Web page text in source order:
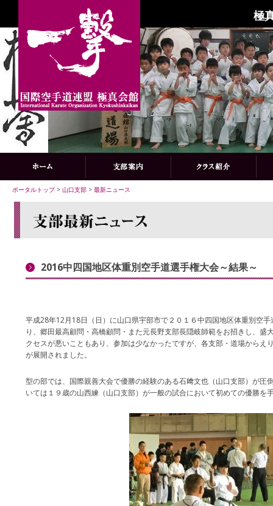
極
ポータルトップ> 山口支部 > 最新ニュース
2016中四国地区体重別空手道選手権大会～結果～
平成28年12月18日（日）に山口県宇部市で２０１６中四国地区体重別空
り、郷田最高顧問・高橋顧問・また元長野支部長隠岐師範をお招きし、盛
クセスが悪いこともあり、参加は少なかったですが、各支部・道場からえ
が展開されました。
型の部では、国際親善大会で優勝の経験のある石﨑文也（山口支部）が圧
いては１９歳の山西練（山口支部）が一般の試合において初めての優勝を